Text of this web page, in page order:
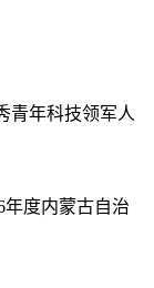
青年科技领军人
年度内蒙古自治